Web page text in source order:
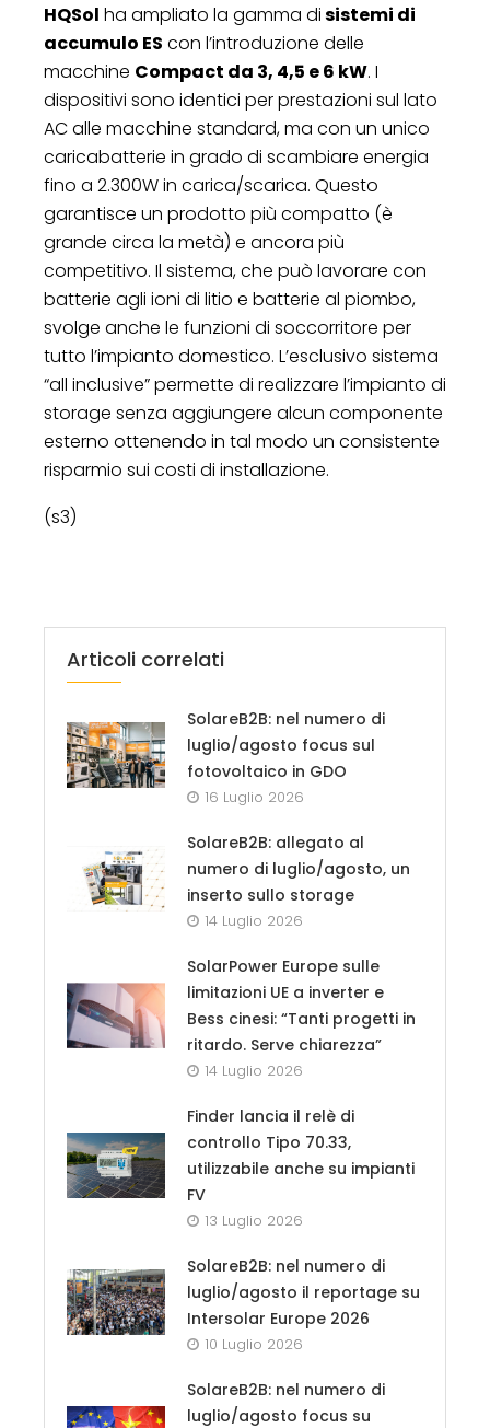
HQSol ha ampliato la gamma disistemi di
accumulo ES con l’introduzione delle
macchine Compact da 3, 4,5 e 6 kW. I
dispositivi sono identici per prestazioni sul lato
AC alle macchine standard, ma con un unico
caricabatterie in grado di scambiare energia
fino a 2.300W in carica/scarica. Questo
garantisce un prodotto più compatto (è
grande circa la metà) e ancora più
competitivo. Il sistema, che può lavorare con
batterie agli ioni di litio e batterie al piombo,
svolge anche le funzioni di soccorritore per
tutto l’impianto domestico. L’esclusivo sistema
“all inclusive” permette di realizzare l’impianto di
storage senza aggiungere alcun componente
esterno ottenendo in tal modo un consistente
risparmio sui costi di installazione.
(s3)
Articoli correlati
SolareB2B: nel numero di
luglio/agosto focus sul
fotovoltaico in GDO
16 Luglio 2026
SolareB2B: allegato al
numero di luglio/agosto, un
inserto sullo storage
14 Luglio 2026
SolarPower Europe sulle
limitazioni UE a inverter e
Bess cinesi: “Tanti progetti in
ritardo. Serve chiarezza”
14 Luglio 2026
Finder lancia il relè di
controllo Tipo 70.33,
utilizzabile anche su impianti
FV
13 Luglio 2026
SolareB2B: nel numero di
luglio/agosto il reportage su
Intersolar Europe 2026
10 Luglio 2026
SolareB2B: nel numero di
luglio/agosto focus su